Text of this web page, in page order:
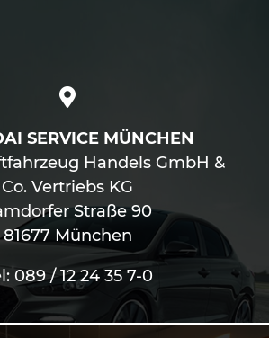
SERVICE MÜNCHEN
Handels GmbH &
Co. Vertriebs KG
Straße 90
81677 München
089 / 12 24 35 7-0